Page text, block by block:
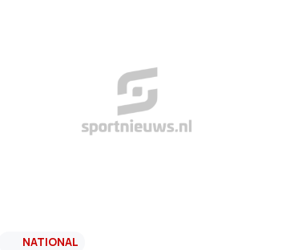
NATIONAL